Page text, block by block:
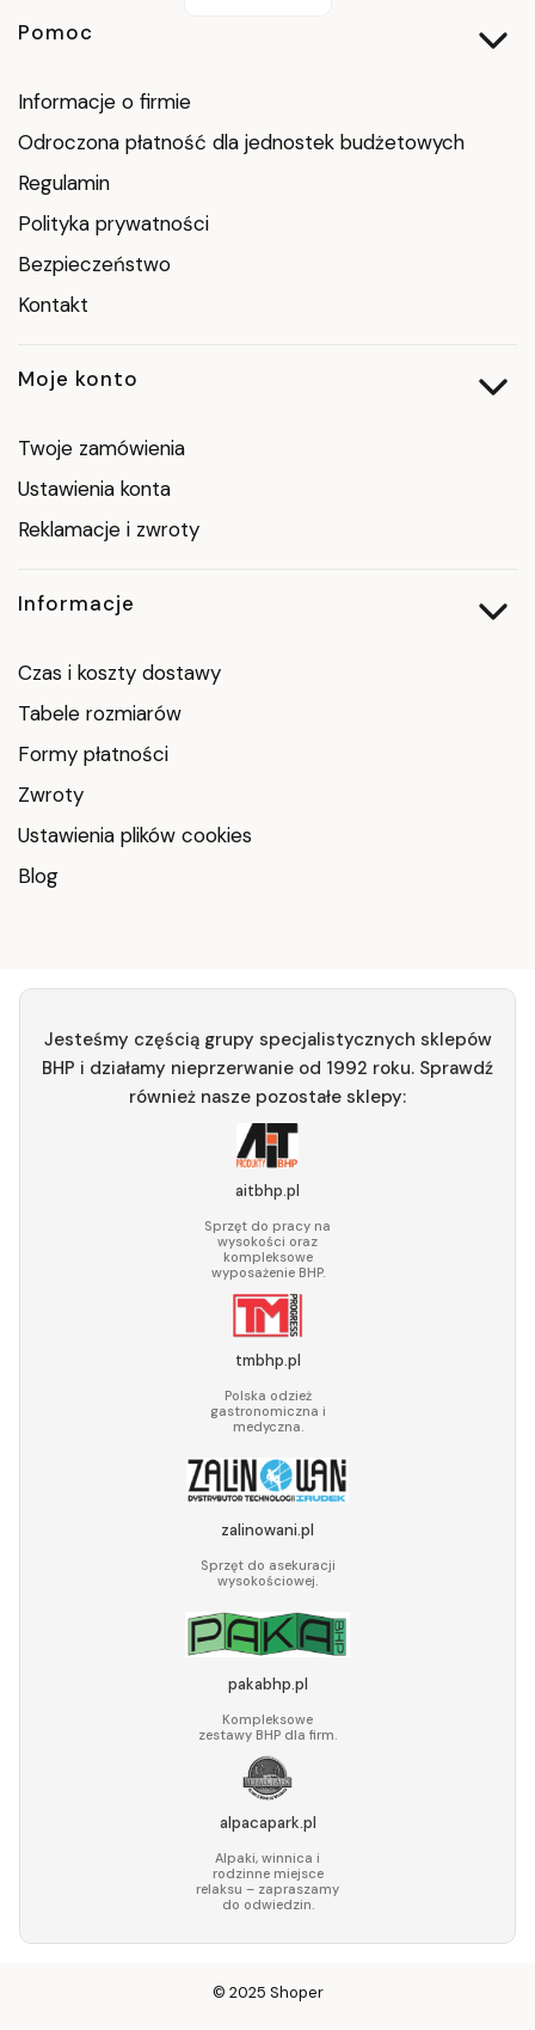
Linki w stopce
Pomoc
Informacje o firmie
Odroczona płatność dla jednostek budżetowych
Regulamin
Polityka prywatności
Bezpieczeństwo
Kontakt
Moje konto
Twoje zamówienia
Ustawienia konta
Reklamacje i zwroty
Informacje
Czas i koszty dostawy
Tabele rozmiarów
Formy płatności
Zwroty
Ustawienia plików cookies
Blog
Jesteśmy częścią grupy specjalistycznych sklepów
BHP i działamy nieprzerwanie od 1992 roku. Sprawdź
również nasze pozostałe sklepy:
aitbhp.pl
Sprzęt do pracy na
wysokości oraz
kompleksowe
wyposażenie BHP.
tmbhp.pl
Polska odzież
gastronomiczna i
medyczna.
zalinowani.pl
Sprzęt do asekuracji
wysokościowej.
pakabhp.pl
Kompleksowe
zestawy BHP dla firm.
alpacapark.pl
Alpaki, winnica i
rodzinne miejsce
relaksu – zapraszamy
do odwiedzin.
© 2025 Shoper